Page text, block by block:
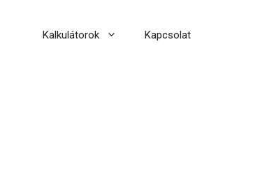
Kalkulátorok Kapcsolat